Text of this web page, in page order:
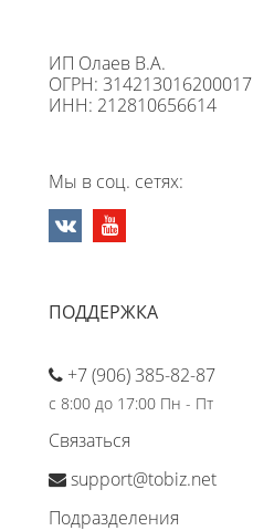
ИП Олаев В.А.
ОГРН: 314213016200017
ИНН: 212810656614
Мы в соц. сетях:
ПОДДЕРЖКА
+7 (906) 385-82-87
с 8:00 до 17:00 Пн - Пт
Связаться
support@tobiz.net
Подразделения